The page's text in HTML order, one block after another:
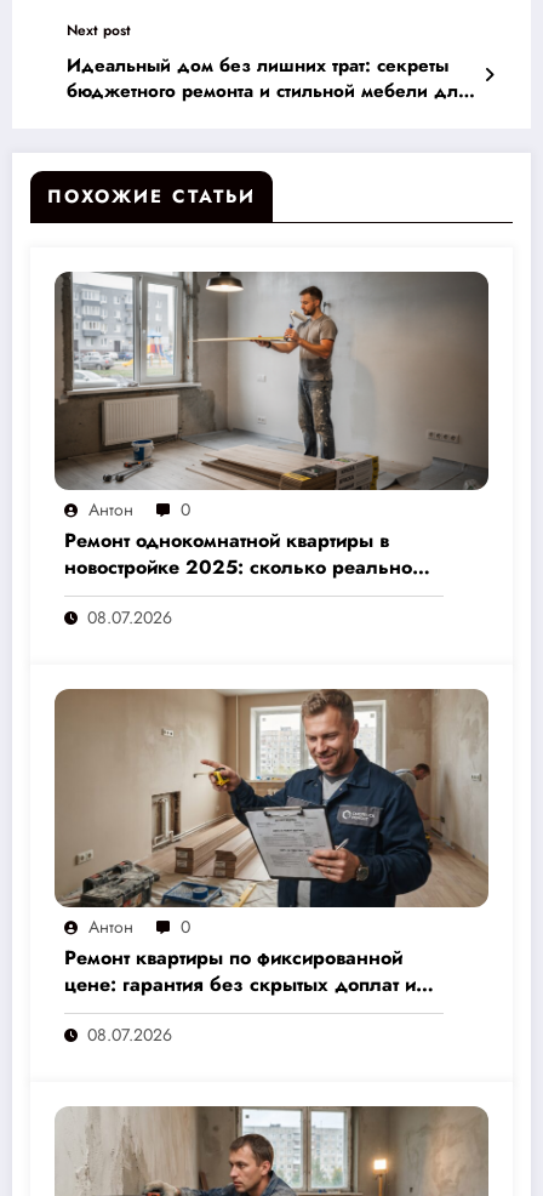
Next post
Идеальный дом без лишних трат: секреты
бюджетного ремонта и стильной мебели для
ПОХОЖИЕ СТАТЬИ
Антон 0
Ремонт однокомнатной квартиры в
новостройке 2025: сколько реально
стоит и как не переплатить — полный
расчёт от 500 000 рублей
08.07.2026
Антон 0
Ремонт квартиры по фиксированной
цене: гарантия без скрытых доплат и
переплат
08.07.2026